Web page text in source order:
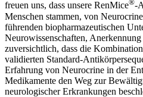
freuen uns, dass unsere RenMice®-
Menschen stammen, von
führenden biopharmazeutischen
Neurowissenschaften,
zuversichtlich, dass die
validierten Standard-
Erfahrung von Neurocrine in der
Medikamente den Weg zur
neurologischer Erkrankungen